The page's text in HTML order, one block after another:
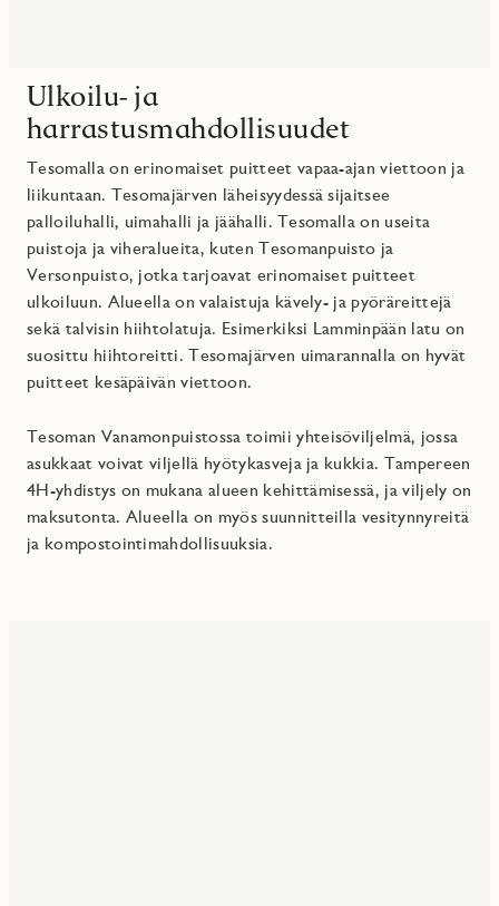
Ulkoilu- ja
harrastusmahdollisuudet
Tesomalla on erinomaiset puitteet vapaa-ajan viettoon ja
liikuntaan. Tesomajärven läheisyydessä sijaitsee
palloiluhalli, uimahalli ja jäähalli.Tesomalla on useita
puistoja ja viheralueita, kuten Tesomanpuisto ja
Versonpuisto, jotka tarjoavat erinomaiset puitteet
ulkoiluun. Alueella on valaistuja kävely- ja pyöräreittejä
sekä talvisin hiihtolatuja. Esimerkiksi Lamminpään latu on
suosittu hiihtoreitti.​Tesomajärven uimarannalla on hyvät
puitteet kesäpäivän viettoon.
Tesoman Vanamonpuistossa toimii yhteisöviljelmä, jossa
asukkaat voivat viljellä hyötykasveja ja kukkia. Tampereen
4H-yhdistys on mukana alueen kehittämisessä, ja viljely on
maksutonta. Alueella on myös suunnitteilla vesitynnyreitä
ja kompostointimahdollisuuksia.